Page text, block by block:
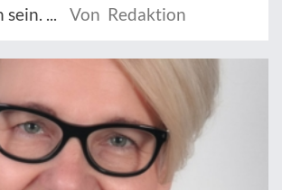
...
Von Redaktion